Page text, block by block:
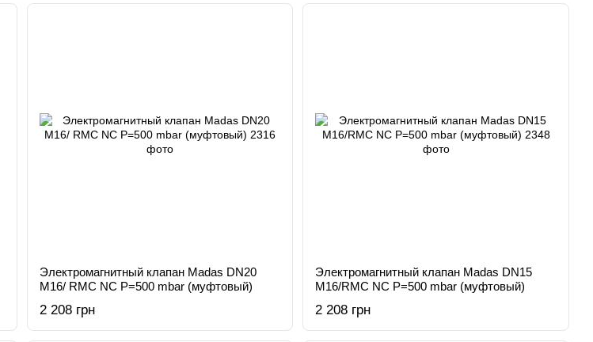
Электромагнитный клапан Madas DN20
M16/ RMC NC Р=500 mbar (муфтовый)
2 208 грн
Электромагнитный клапан Madas DN15
M16/RMC NC Р=500 mbar (муфтовый)
2 208 грн